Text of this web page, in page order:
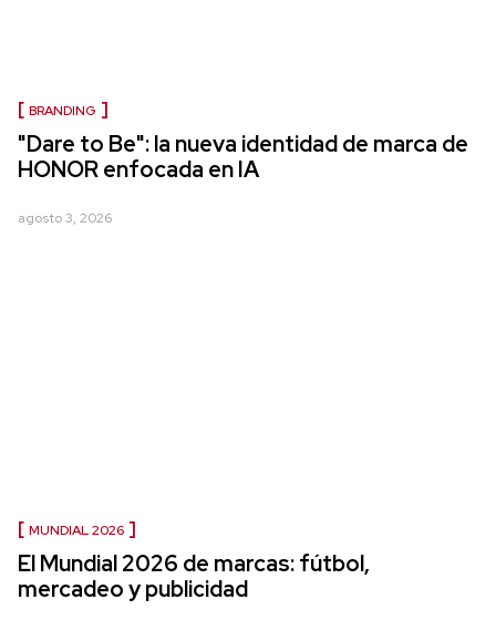
BRANDING
"Dare to Be": la nueva identidad de marca de
HONOR enfocada en IA
agosto 3, 2026
MUNDIAL 2026
El Mundial 2026 de marcas: fútbol,
mercadeo y publicidad